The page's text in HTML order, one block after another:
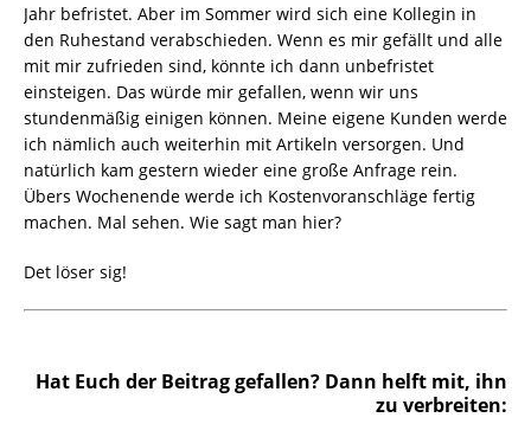
Jahr befristet. Aber im Sommer wird sich eine Kollegin in
den Ruhestand verabschieden. Wenn es mir gefällt und alle
mit mir zufrieden sind, könnte ich dann unbefristet
einsteigen. Das würde mir gefallen, wenn wir uns
stundenmäßig einigen können. Meine eigene Kunden werde
ich nämlich auch weiterhin mit Artikeln versorgen. Und
natürlich kam gestern wieder eine große Anfrage rein.
Übers Wochenende werde ich Kostenvoranschläge fertig
machen. Mal sehen. Wie sagt man hier?
Det löser sig!
Hat Euch der Beitrag gefallen? Dann helft mit, ihn
zu verbreiten: